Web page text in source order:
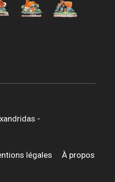
-
légales À propos